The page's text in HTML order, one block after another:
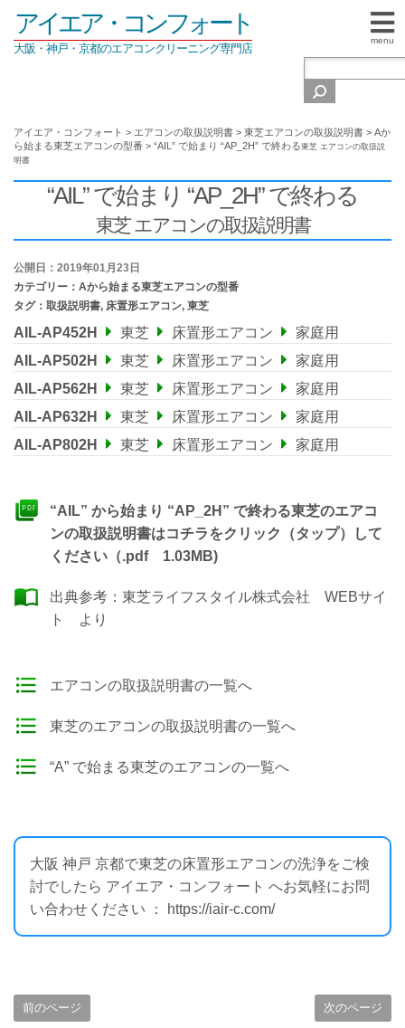
menu
アイエア・コンフォート
大阪・神戸・京都のエアコンクリーニング専門店
アイエア・コンフォート > エアコンの取扱説明書 > 東芝エアコンの取扱説明書 > Aか
ら始まる東芝エアコンの型番 > “AIL” で始まり “AP_2H” で終わる東芝 エアコンの取扱説
明書
“AIL” で始まり “AP_2H” で終わる
東芝 エアコンの取扱説明書
公開日：2019年01月23日
カテゴリー： Aから始まる東芝エアコンの型番
タグ： 取扱説明書, 床置形エアコン, 東芝
AIL-AP452H 東芝 床置形エアコン
家庭用
AIL-AP502H
東芝 床置形エアコン
家庭用
AIL-AP562H
東芝 床置形エアコン
家庭用
AIL-AP632H
東芝 床置形エアコン
家庭用
AIL-AP802H
東芝 床置形エアコン 家庭用
“AIL” から始まり “AP_2H” で終わる東芝のエアコ
ンの取扱説明書はコチラをクリック（タップ）して
ください（.pdf 1.03MB)
出典参考： 東芝ライフスタイル株式会社 WEBサイ
ト
より
エアコンの取扱説明書の一覧へ
東芝のエアコンの取扱説明書の一覧へ
“A” で始まる東芝のエアコンの一覧へ
大阪 神戸 京都で東芝の床置形エアコンの洗浄をご検
討でしたら アイエア・コンフォート へお気軽にお問
い合わせください ： https://iair-c.com/
前のページ 次のページ